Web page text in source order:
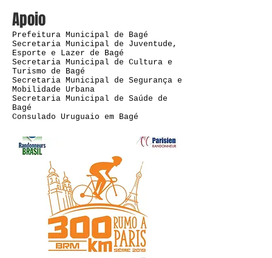
Apoio
Prefeitura Municipal de Bagé
Secretaria Municipal de Juventude,
Esporte e Lazer de Bagé
Secretaria Municipal de Cultura e
Turismo de Bagé
Secretaria Municipal de Segurança e
Mobilidade Urbana
Secretaria Municipal de Saúde de
Bagé
Consulado Uruguaio em Bagé